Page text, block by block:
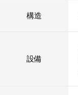
構造
設備